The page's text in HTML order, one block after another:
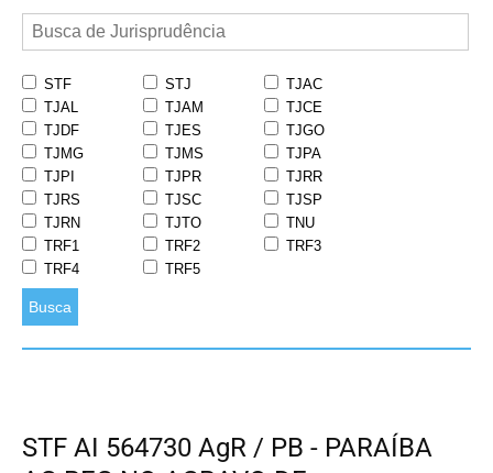
STF STJ
TJAC
TJAL
TJAM
TJCE
TJDF
TJES
TJGO
TJMG
TJMS
TJPA
TJPI
TJPR
TJRR
TJRS
TJSC
TJSP
TJRN
TJTO
TNU
TRF1
TRF2
TRF3
TRF4
TRF5
Busca
STF AI 564730 AgR / PB - PARAÍBA